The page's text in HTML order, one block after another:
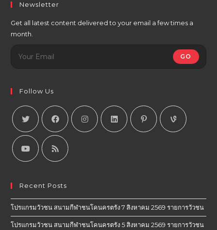
Newsletter
Get all latest content delivered to your email a few times a
month.
GO
Follow Us
Recent Posts
โปรแกรมวัวชน สนามกีฬาชนโคนครตรัง 7 สิงหาคม 2569 รายการวัวชน
โปรแกรมวัวชน สนามกีฬาชนโคนครตรัง 5 สิงหาคม 2569 รายการวัวชน